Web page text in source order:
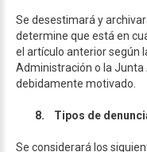
Se desestimará y
determine que está en
el artículo anterior según
Administración o la
debidamente motivado.
8. Tipos de
Se considerará los